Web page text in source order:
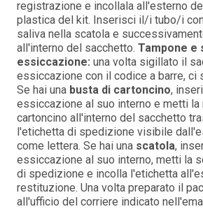
registrazione e incollala all'esterno
plastica del kit. Inserisci il/i tubo/i
saliva nella scatola e
all'interno del sacchetto. Tampone e
essiccazione: una volta sigillato il
essiccazione con il codice a barre, ci
Se hai una busta di cartoncino,
essiccazione al suo interno e metti la
cartoncino all'interno del sacchetto
l'etichetta di spedizione visibile
come lettera. Se hai una scatola,
essiccazione al suo interno, metti la
di spedizione e incolla l'etichetta
restituzione. Una volta preparato il
all'ufficio del corriere indicato